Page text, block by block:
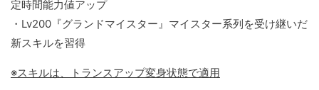
定時間能力値アップ
・Lv200『グランドマイスター』マイスター系列を受け継いだ
新スキルを習得
※スキルは、トランスアップ変身状態で適用